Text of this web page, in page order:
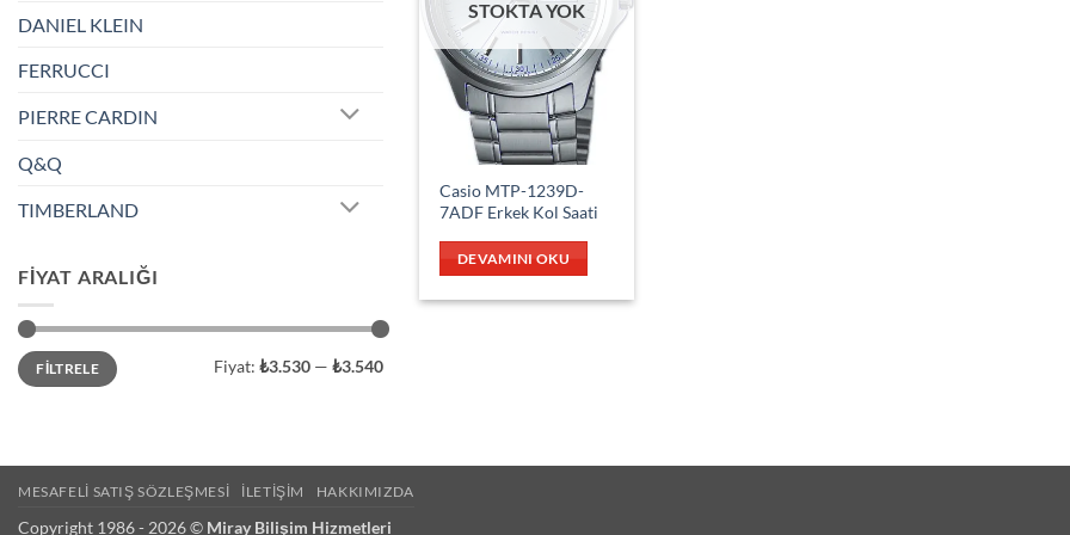
DANIEL KLEIN
FERRUCCI
PIERRE CARDIN
Q&Q
TIMBERLAND
FIYAT ARALIĞI
En
düşük
fiyat
En
yüksek
fiyat
FILTRELE Fiyat: ₺3.530 — ₺3.540
STOKTA YOK
Casio MTP-1239D-
7ADF Erkek Kol Saati
DEVAMINI OKU
MESAFELI SATIŞ SÖZLEŞMESI İLETIŞIM HAKKIMIZDA
Copyright 1986 - 2026 © Miray Bilişim Hizmetleri